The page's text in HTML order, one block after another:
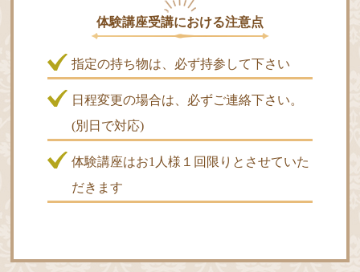
体験講座受講における注意点
指定の持ち物は、必ず持参して下さい
日程変更の場合は、必ずご連絡下さい。
(別日で対応)
体験講座はお1人様１回限りとさせていた
だきます